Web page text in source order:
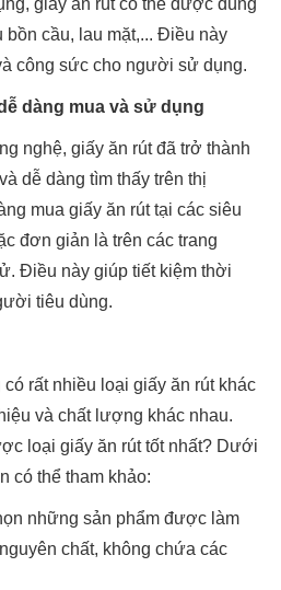
giấy ăn rút có thể được dùng
bồn cầu, lau mặt,... Điều này
công sức cho người sử dụng.
dàng mua và sử dụng
nghệ, giấy ăn rút đã trở thành
dễ dàng tìm thấy trên thị
mua giấy ăn rút tại các siêu
đơn giản là trên các trang
Điều này giúp tiết kiệm thời
tiêu dùng.
rất nhiều loại giấy ăn rút khác
và chất lượng khác nhau.
loại giấy ăn rút tốt nhất? Dưới
có thể tham khảo:
những sản phẩm được làm
chất, không chứa các